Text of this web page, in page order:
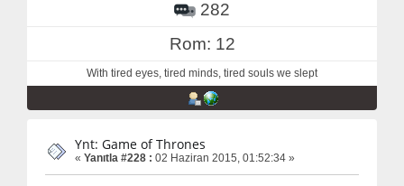
282
Rom: 12
With tired eyes, tired minds, tired souls we slept
Ynt: Game of Thrones
« Yanıtla #228 : 02 Haziran 2015, 01:52:34 »